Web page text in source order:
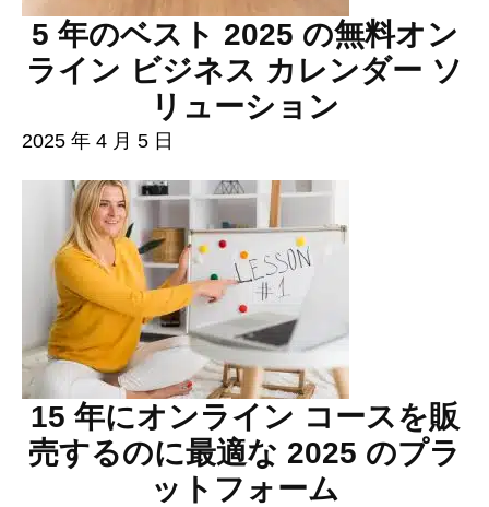
5 年のベスト 2025 の無料オン
ライン ビジネス カレンダー ソ
リューション
2025 年 4 月 5 日
15 年にオンライン コースを販
売するのに最適な 2025 のプラ
ットフォーム